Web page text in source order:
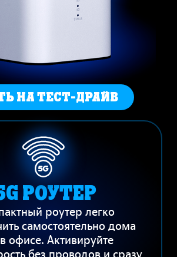
НА ТЕСТ-ДРАЙВ
РОУТЕР
роутер легко
самостоятельно дома
офисе. Активируйте